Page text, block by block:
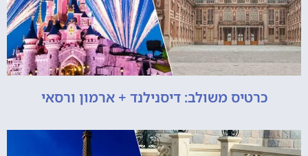
כרטיס משולב: דיסנילנד + ארמון ורסאי